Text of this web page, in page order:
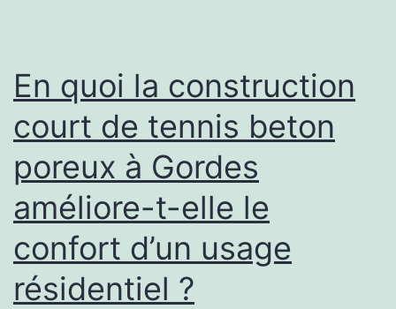
En quoi la construction
court de tennis beton
poreux à Gordes
améliore-t-elle le
confort d’un usage
résidentiel ?